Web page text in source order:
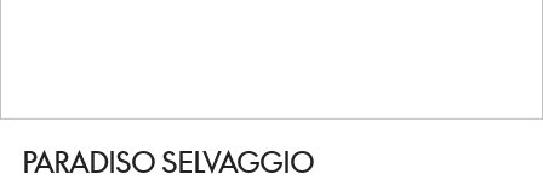
PARADISO SELVAGGIO